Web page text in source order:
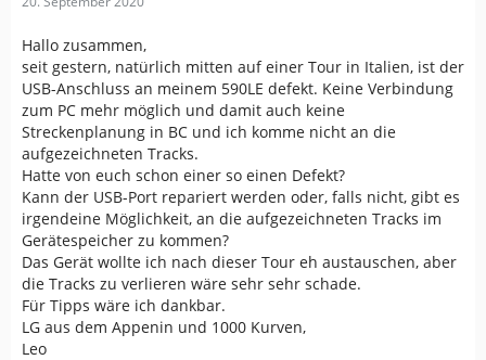
Hallo zusammen,
seit gestern, natürlich mitten auf einer Tour in Italien, ist der
USB-Anschluss an meinem 590LE defekt. Keine Verbindung
zum PC mehr möglich und damit auch keine
Streckenplanung in BC und ich komme nicht an die
aufgezeichneten Tracks.
Hatte von euch schon einer so einen Defekt?
Kann der USB-Port repariert werden oder, falls nicht, gibt es
irgendeine Möglichkeit, an die aufgezeichneten Tracks im
Gerätespeicher zu kommen?
Das Gerät wollte ich nach dieser Tour eh austauschen, aber
die Tracks zu verlieren wäre sehr sehr schade.
Für Tipps wäre ich dankbar.
LG aus dem Appenin und 1000 Kurven,
Leo